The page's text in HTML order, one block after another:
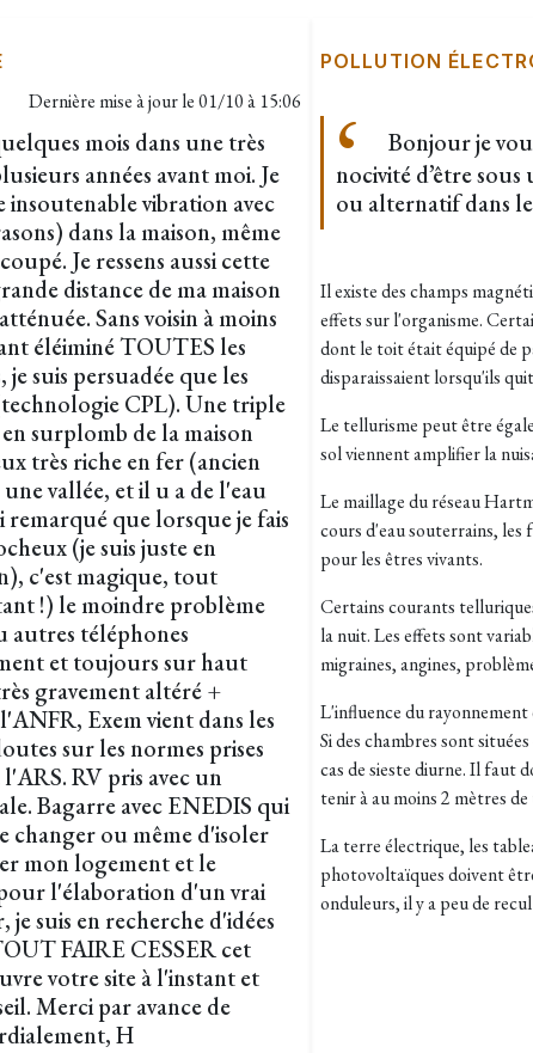
Dernière mise à jour le01/10 à 15:06
mois dans une très
années avant moi. Je
insoutenable vibration avec
dans la maison, même
Je ressens aussi cette
distance de ma maison
Sans voisin à moins
éléiminé TOUTES les
je suis persuadée que les
CPL). Une triple
surplomb de la maison
très riche en fer (ancien
vallée, et il u a de l'eau
que lorsque je fais
(je suis juste en
c'est magique, tout
!) le moindre problème
autres téléphones
et toujours sur haut
gravement altéré +
Exem vient dans les
sur les normes prises
RV pris avec un
Bagarre avec ENEDIS qui
changer ou même d'isoler
mon logement et le
l'élaboration d'un vrai
suis en recherche d'idées
FAIRE CESSER cet
votre site à l'instant et
Merci par avance de
H
POLLUTION
Bonjour je
nocivité d’être
ou alternatif dans
Il existe des champs
effets sur l'organisme.
dont le toit était équipé de
disparaissaient lorsqu'ils
Le tellurisme peut être
sol viennent amplifier la
Le maillage du réseau
cours d'eau souterrains, les
pour les êtres vivants.
Certains courants
la nuit. Les effets sont
migraines, angines,
L'influence du rayonnement
Si des chambres sont
cas de siestediurne. Il faut
tenir à au moins 2 mètres
La terre électrique, les
photovoltaïques doivent
onduleurs, il y a peu de